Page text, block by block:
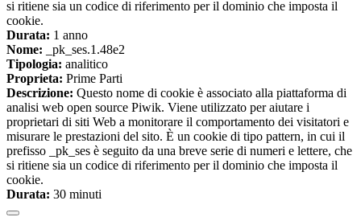
si ritiene sia un codice di riferimento per il dominio che imposta il
cookie.
Durata: 1 anno
Nome: _pk_ses.1.48e2
Tipologia: analitico
Proprieta: Prime Parti
Descrizione: Questo nome di cookie è associato alla piattaforma di
analisi web open source Piwik. Viene utilizzato per aiutare i
proprietari di siti Web a monitorare il comportamento dei visitatori e
misurare le prestazioni del sito. È un cookie di tipo pattern, in cui il
prefisso _pk_ses è seguito da una breve serie di numeri e lettere, che
si ritiene sia un codice di riferimento per il dominio che imposta il
cookie.
Durata: 30 minuti